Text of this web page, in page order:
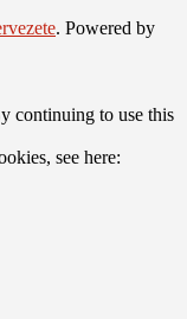
. Powered by
continuing to use this
see here: